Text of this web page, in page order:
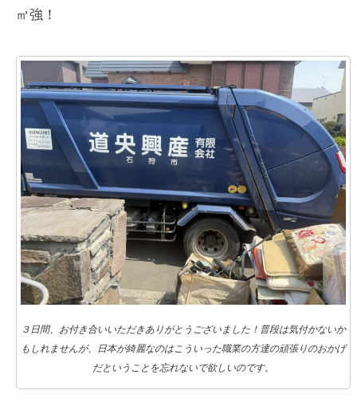
㎥強！
３日間、お付き合いいただきありがとうございました！普段は気付かないか
もしれませんが、日本が綺麗なのはこういった職業の方達の頑張りのおかげ
だということを忘れないで欲しいのです。